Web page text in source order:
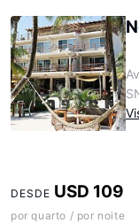
DESDE USD 109
por quarto / por noite